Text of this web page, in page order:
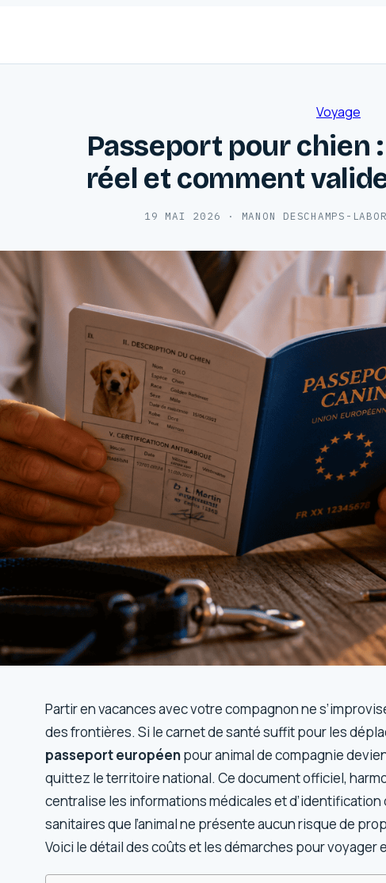
Voyage
Passeport pour chien
réel et comment
19 MAI 2026 · MANON DESCHAMPS-
Partir en vacances avec votre compagnon ne
des frontières. Si le carnet de santé suffit pour les
passeport européenpour animal de compagnie
quittez le territoire national. Ce document officiel,
centralise les informations médicales et
sanitaires que l’animal ne présente aucun risque de
Voici le détail des coûts et les démarches pour voyager